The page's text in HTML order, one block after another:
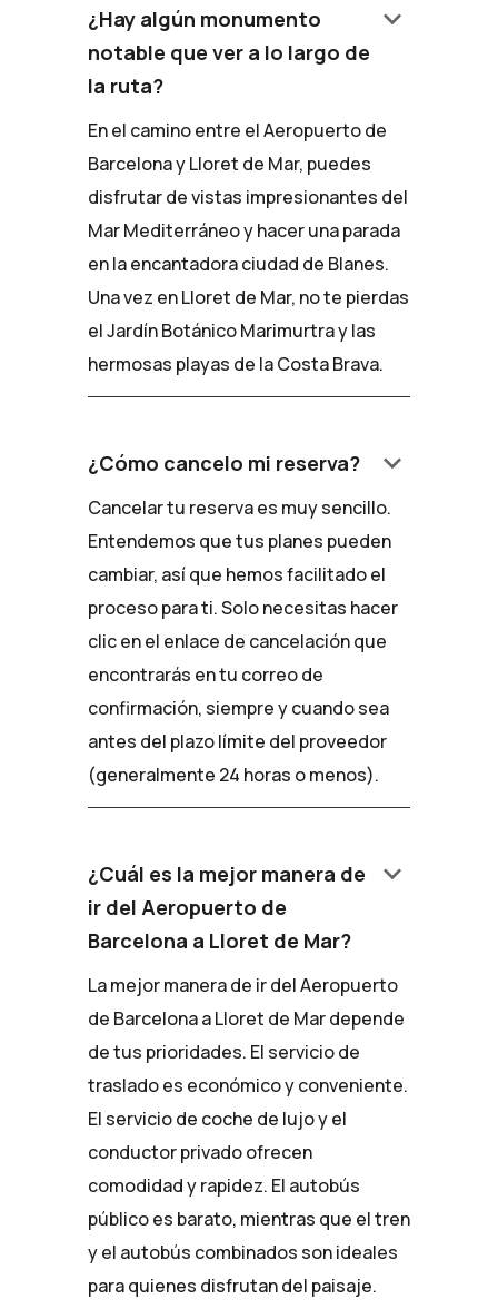
¿Hay algún monumento
notable que ver a lo largo de
la ruta?
keyboard_arrow_down
En el camino entre el Aeropuerto de
Barcelona y Lloret de Mar, puedes
disfrutar de vistas impresionantes del
Mar Mediterráneo y hacer una parada
en la encantadora ciudad de Blanes.
Una vez en Lloret de Mar, no te pierdas
el Jardín Botánico Marimurtra y las
hermosas playas de la Costa Brava.
¿Cómo cancelo mi reserva? keyboard_arrow_down
Cancelar tu reserva es muy sencillo.
Entendemos que tus planes pueden
cambiar, así que hemos facilitado el
proceso para ti. Solo necesitas hacer
clic en el enlace de cancelación que
encontrarás en tu correo de
confirmación, siempre y cuando sea
antes del plazo límite del proveedor
(generalmente 24 horas o menos).
¿Cuál es la mejor manera de
ir del Aeropuerto de
Barcelona a Lloret de Mar?
keyboard_arrow_down
La mejor manera de ir del Aeropuerto
de Barcelona a Lloret de Mar depende
de tus prioridades. El servicio de
traslado es económico y conveniente.
El servicio de coche de lujo y el
conductor privado ofrecen
comodidad y rapidez. El autobús
público es barato, mientras que el tren
y el autobús combinados son ideales
para quienes disfrutan del paisaje.